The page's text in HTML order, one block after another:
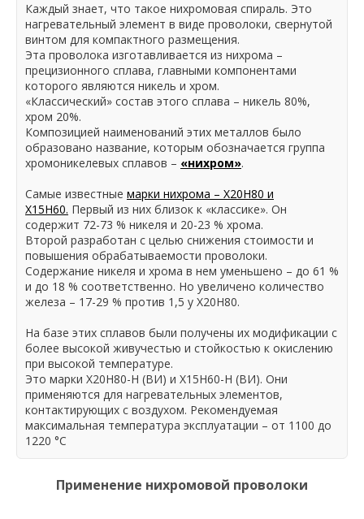
Каждый знает, что такое нихромовая спираль. Это
нагревательный элемент в виде проволоки, свернутой
винтом для компактного размещения.
Эта проволока изготавливается из нихрома –
прецизионного сплава, главными компонентами
которого являются никель и хром.
«Классический» состав этого сплава – никель 80%,
хром 20%.
Композицией наименований этих металлов было
образовано название, которым обозначается группа
хромоникелевых сплавов – «нихром».
Самые известные марки нихрома – Х20Н80 и
Х15Н60. Первый из них близок к «классике». Он
содержит 72-73 % никеля и 20-23 % хрома.
Второй разработан с целью снижения стоимости и
повышения обрабатываемости проволоки.
Содержание никеля и хрома в нем уменьшено – до 61 %
и до 18 % соответственно. Но увеличено количество
железа – 17-29 % против 1,5 у Х20Н80.
На базе этих сплавов были получены их модификации с
более высокой живучестью и стойкостью к окислению
при высокой температуре.
Это марки Х20Н80-Н (ВИ) и Х15Н60-Н (ВИ). Они
применяются для нагревательных элементов,
контактирующих с воздухом. Рекомендуемая
максимальная температура эксплуатации – от 1100 до
1220 °С
Применение нихромовой проволоки